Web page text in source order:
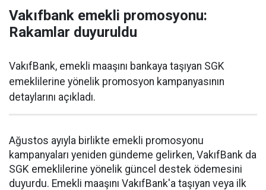
Vakıfbank emekli promosyonu:
Rakamlar duyuruldu
VakıfBank, emekli maaşını bankaya taşıyan SGK
emeklilerine yönelik promosyon kampanyasının
detaylarını açıkladı.
Ağustos ayıyla birlikte emekli promosyonu
kampanyaları yeniden gündeme gelirken, VakıfBank da
SGK emeklilerine yönelik güncel destek ödemesini
duyurdu. Emekli maaşını VakıfBank'a taşıyan veya ilk